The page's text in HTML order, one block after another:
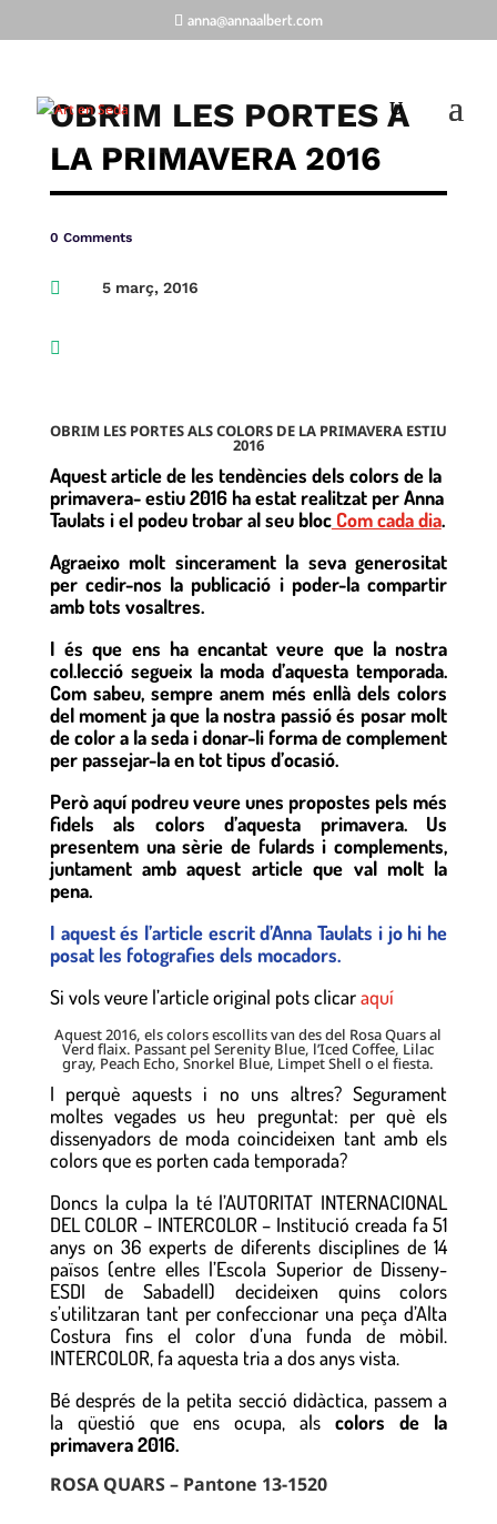
anna@annaalbert.com
OBRIM LES PORTES A
LA PRIMAVERA 2016
0 Comments
 5 març, 2016

OBRIM LES PORTES ALS COLORS DE LA PRIMAVERA ESTIU
2016
Aquest article de les tendències dels colors de la
primavera- estiu 2016 ha estat realitzat per Anna
Taulats i el podeu trobar al seu blocCom cada dia.
Agraeixo molt sincerament la seva generositat
per cedir-nos la publicació i poder-la compartir
amb tots vosaltres.
I és que ens ha encantat veure que la nostra
col.lecció segueix la moda d’aquesta temporada.
Com sabeu, sempre anem més enllà dels colors
del moment ja que la nostra passió és posar molt
de color a la seda i donar-li forma de complement
per passejar-la en tot tipus d’ocasió.
Però aquí podreu veure unes propostes pels més
fidels als colors d’aquesta primavera. Us
presentem una sèrie de fulards i complements,
juntament amb aquest article que val molt la
pena.
I aquest és l’article escrit d’Anna Taulats i jo hi he
posat les fotografies dels mocadors.
Si vols veure l’article original pots clicaraquí
Aquest 2016, els colors escollits van des del Rosa Quars al
Verd flaix. Passant pel Serenity Blue, l’Iced Coffee, Lilac
gray, Peach Echo, Snorkel Blue, Limpet Shell o el fiesta.
I perquè aquests i no uns altres? Segurament
moltes vegades us heu preguntat: per què els
dissenyadors de moda coincideixen tant amb els
colors que es porten cada temporada?
Doncs la culpa la té l’AUTORITAT INTERNACIONAL
DEL COLOR – INTERCOLOR – Institució creada fa 51
anys on 36 experts de diferents disciplines de 14
països (entre elles l’Escola Superior de Disseny-
ESDI de Sabadell) decideixen quins colors
s’utilitzaran tant per confeccionar una peça d’Alta
Costura fins el color d’una funda de mòbil.
INTERCOLOR, fa aquesta tria a dos anys vista.
Bé després de la petita secció didàctica, passem a
la qüestió que ens ocupa, alscolors de la
primavera 2016.
ROSA QUARS – Pantone 13-1520